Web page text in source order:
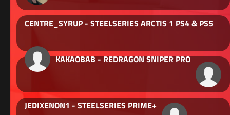
CENTRE_SYRUP - STEELSERIES ARCTIS 1 PS4 & PS5
KAKAOBAB - REDRAGON SNIPER PRO
JEDIXENON1 - STEELSERIES PRIME+